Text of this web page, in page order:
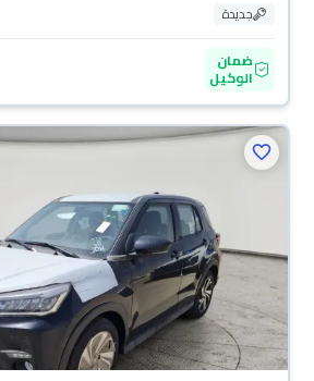
جديدة
ضمان
الوكيل